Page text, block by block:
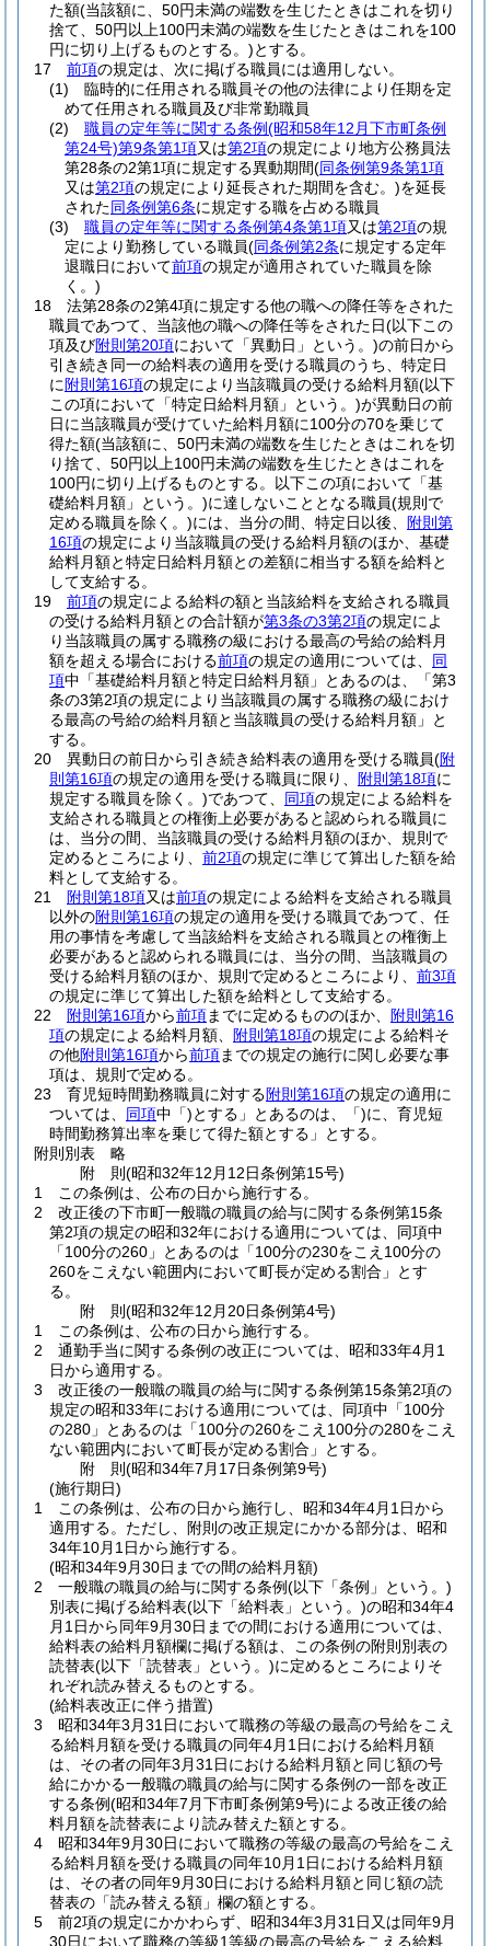
た額(当該額に、50円未満の端数を生じたときはこれを切り
捨て、50円以上100円未満の端数を生じたときはこれを100
円に切り上げるものとする。)とする。
17
前項の規定は、次に掲げる職員には適用しない。
(1)
臨時的に任用される職員その他の法律により任期を定
めて任用される職員及び非常勤職員
(2)
職員の定年等に関する条例(昭和58年12月下市町条例
第24号)第9条第1項又は第2項の規定により地方公務員法
第28条の2第1項に規定する異動期間(同条例第9条第1項
又は第2項の規定により延長された期間を含む。)を延長
された同条例第6条に規定する職を占める職員
(3)
職員の定年等に関する条例第4条第1項又は第2項の規
定により勤務している職員(同条例第2条に規定する定年
退職日において前項の規定が適用されていた職員を除
く。)
18
法第28条の2第4項に規定する他の職への降任等をされた
職員であつて、当該他の職への降任等をされた日(以下この
項及び附則第20項において「異動日」という。)の前日から
引き続き同一の給料表の適用を受ける職員のうち、特定日
に 附則第16項の規定により当該職員の受ける給料月額(以下
この項において「特定日給料月額」という。)が異動日の前
日に当該職員が受けていた給料月額に100分の70を乗じて
得た額(当該額に、50円未満の端数を生じたときはこれを切
り捨て、50円以上100円未満の端数を生じたときはこれを
100円に切り上げるものとする。以下この項において「基
礎給料月額」という。)に達しないこととなる職員(規則で
定める職員を除く。)には、当分の間、特定日以後、
附則第
16項の規定により当該職員の受ける給料月額のほか、基礎
給料月額と特定日給料月額との差額に相当する額を給料と
して支給する。
19
前項の規定による給料の額と当該給料を支給される職員
の受ける給料月額との合計額が第3条の3第2項の規定によ
り当該職員の属する職務の級における最高の号給の給料月
額を超える場合における前項の規定の適用については、 同
項中「基礎給料月額と特定日給料月額」とあるのは、「第3
条の3第2項の規定により当該職員の属する職務の級におけ
る最高の号給の給料月額と当該職員の受ける給料月額」と
する。
20
異動日の前日から引き続き給料表の適用を受ける職員(附
則第16項の規定の適用を受ける職員に限り、 附則第18項に
規定する職員を除く。)であつて、 同項の規定による給料を
支給される職員との権衡上必要があると認められる職員に
は、当分の間、当該職員の受ける給料月額のほか、規則で
定めるところにより、 前2項の規定に準じて算出した額を給
料として支給する。
21
附則第18項又は前項の規定による給料を支給される職員
以外の附則第16項の規定の適用を受ける職員であつて、任
用の事情を考慮して当該給料を支給される職員との権衡上
必要があると認められる職員には、当分の間、当該職員の
受ける給料月額のほか、規則で定めるところにより、 前3項
の規定に準じて算出した額を給料として支給する。
22
附則第16項から前項までに定めるもののほか、
附則第16
項の規定による給料月額、 附則第18項の規定による給料そ
の他附則第16項から前項までの規定の施行に関し必要な事
項は、規則で定める。
23
育児短時間勤務職員に対する附則第16項の規定の適用に
ついては、 同項中「)とする」とあるのは、「)に、育児短
時間勤務算出率を乗じて得た額とする」とする。
附則別表 略
附 則(昭和32年12月12日条例第15号)
1
この条例は、公布の日から施行する。
2
改正後の下市町一般職の職員の給与に関する条例第15条
第2項の規定の昭和32年における適用については、同項中
「100分の260」とあるのは「100分の230をこえ100分の
260をこえない範囲内において町長が定める割合」とす
る。
附 則(昭和32年12月20日条例第4号)
1
この条例は、公布の日から施行する。
2
通勤手当に関する条例の改正については、昭和33年4月1
日から適用する。
3
改正後の一般職の職員の給与に関する条例第15条第2項の
規定の昭和33年における適用については、同項中「100分
の280」とあるのは「100分の260をこえ100分の280をこえ
ない範囲内において町長が定める割合」とする。
附 則(昭和34年7月17日条例第9号)
(施行期日)
1
この条例は、公布の日から施行し、昭和34年4月1日から
適用する。 ただし、附則の改正規定にかかる部分は、昭和
34年10月1日から施行する。
(昭和34年9月30日までの間の給料月額)
2
一般職の職員の給与に関する条例(以下「条例」という。)
別表に掲げる給料表(以下「給料表」という。)の昭和34年4
月1日から同年9月30日までの間における適用については、
給料表の給料月額欄に掲げる額は、この条例の附則別表の
読替表(以下「読替表」という。)に定めるところによりそ
れぞれ読み替えるものとする。
(給料表改正に伴う措置)
3
昭和34年3月31日において職務の等級の最高の号給をこえ
る給料月額を受ける職員の同年4月1日における給料月額
は、その者の同年3月31日における給料月額と同じ額の号
給にかかる一般職の職員の給与に関する条例の一部を改正
する条例(昭和34年7月下市町条例第9号)による改正後の給
料月額を読替表により読み替えた額とする。
4
昭和34年9月30日において職務の等級の最高の号給をこえ
る給料月額を受ける職員の同年10月1日における給料月額
は、その者の同年9月30日における給料月額と同じ額の読
替表の「読み替える額」欄の額とする。
5
前2項の規定にかかわらず、昭和34年3月31日又は同年9月
30日において職務の等級1等級の最高の号給をこえる給料